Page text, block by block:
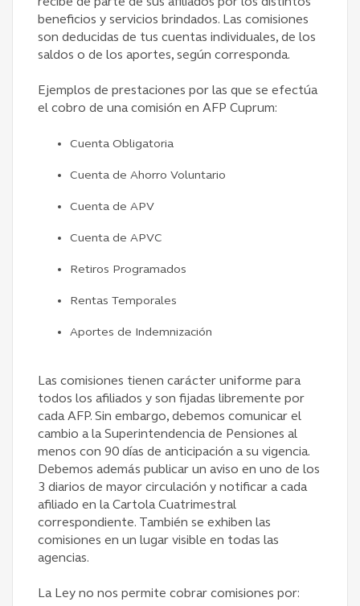
beneficios y servicios brindados. Las comisiones
son deducidas de tus cuentas individuales, de los
saldos o de los aportes, según corresponda.
Ejemplos de prestaciones por las que se efectúa
el cobro de una comisión en AFP Cuprum:
Cuenta Obligatoria
Cuenta de Ahorro Voluntario
Cuenta de APV
Cuenta de APVC
Retiros Programados
Rentas Temporales
Aportes de Indemnización
Las comisiones tienen carácter uniforme para
todos los afiliados y son fijadas libremente por
cada AFP. Sin embargo, debemos comunicar el
cambio a la Superintendencia de Pensiones al
menos con 90 días de anticipación a su vigencia.
Debemos además publicar un aviso en uno de los
3 diarios de mayor circulación y notificar a cada
afiliado en la Cartola Cuatrimestral
correspondiente. También se exhiben las
comisiones en un lugar visible en todas las
agencias.
La Ley no nos permite cobrar comisiones por: